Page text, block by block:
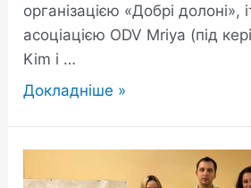
організацією «Добрі долоні»,
асоціацією ODV Mriya (під
Kim і …
Докладніше »